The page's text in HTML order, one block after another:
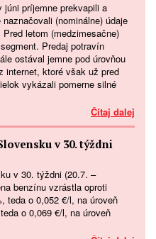
júni príjemne prekvapili a
(nominálne) údaje
letom (medzimesačne)
Predaj potravín
ostával jemne pod úrovňou
internet, ktoré však už pred
vykázali pomerne silné
Čítaj dalej
v 30. týždni
v 30. týždni (20.7. –
benzínu vzrástla oproti
teda o 0,052 €/l, na úroveň
o 0,069 €/l, na úroveň